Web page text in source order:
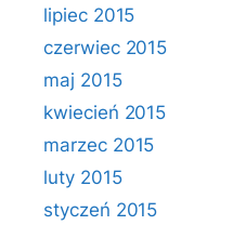
lipiec 2015
czerwiec 2015
maj 2015
kwiecień 2015
marzec 2015
luty 2015
styczeń 2015